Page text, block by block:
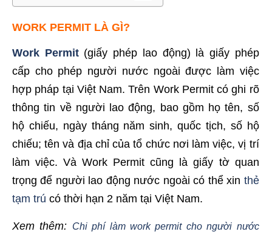
WORK PERMIT LÀ GÌ?
Work Permit(giấy phép lao động) là giấy phép
cấp cho phép người nước ngoài được làm việc
hợp pháp tại Việt Nam. Trên Work Permit có ghi rõ
thông tin về người lao động, bao gồm họ tên, số
hộ chiếu, ngày tháng năm sinh, quốc tịch, số hộ
chiếu; tên và địa chỉ của tổ chức nơi làm việc, vị trí
làm việc. Và Work Permit cũng là giấy tờ quan
trọng để người lao động nước ngoài có thể xin thẻ
tạm trú có thời hạn 2 năm tại Việt Nam.
Xem thêm: Chi phí làm work permit cho người nước